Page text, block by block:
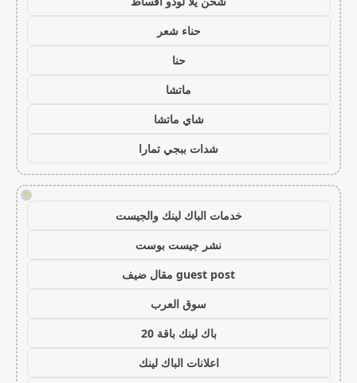
حناء شعر
حنا
ماتشا
شاي ماتشا
شدات ببجي تمارا
!
خدمات الباك لينك والجيست
نشر جيست بوست
guest post مقال ضيف
سوق العرب
باك لينك باقة 20
اعلانات الباك لينك